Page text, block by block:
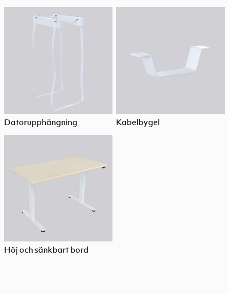
Datorupphängning Kabelbygel
Höj och sänkbart bord